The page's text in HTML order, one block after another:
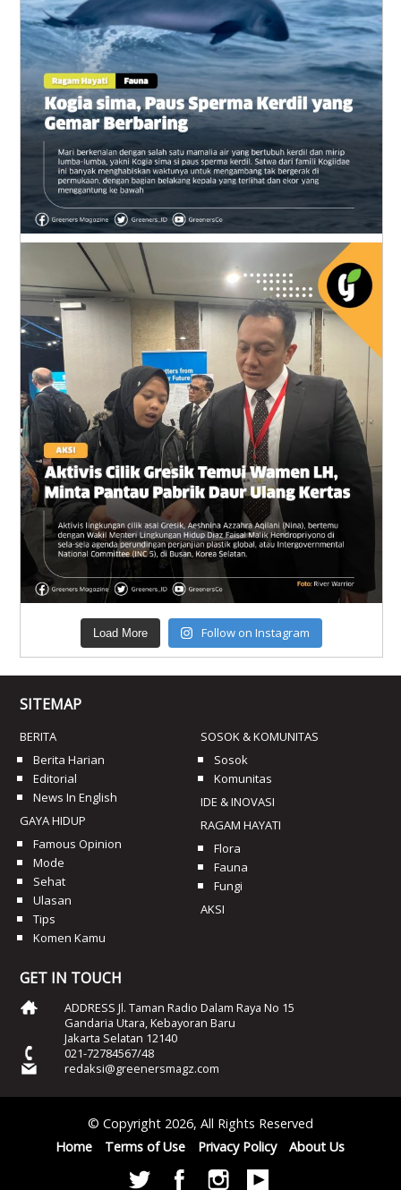
Load More Follow on Instagram
SITEMAP
BERITA
Berita Harian
Editorial
News In English
GAYA HIDUP
Famous Opinion
Mode
Sehat
Ulasan
Tips
Komen Kamu
SOSOK & KOMUNITAS
Sosok
Komunitas
IDE & INOVASI
RAGAM HAYATI
Flora
Fauna
Fungi
AKSI
GET IN TOUCH
ADDRESS Jl. Taman Radio Dalam Raya No 15
Gandaria Utara, Kebayoran Baru
Jakarta Selatan 12140
021-72784567/48
redaksi@greenersmagz.com
© Copyright 2026, All Rights Reserved
Home
Terms of Use Privacy Policy About Us